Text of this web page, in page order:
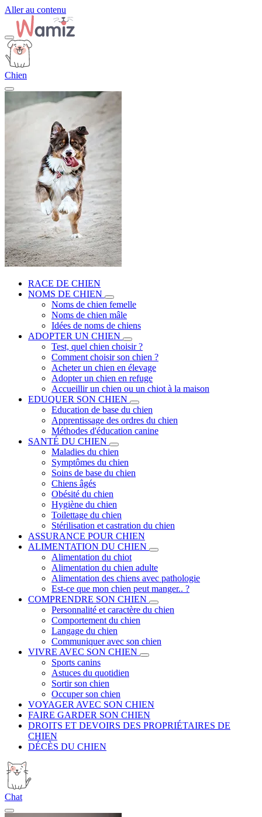
Aller au contenu
Chien
RACE DE CHIEN
NOMS DE CHIEN
Noms de chien femelle
Noms de chien mâle
Idées de noms de chiens
ADOPTER UN CHIEN
Test, quel chien choisir ?
Comment choisir son chien ?
Acheter un chien en élevage
Adopter un chien en refuge
Accueillir un chien ou un chiot à la maison
EDUQUER SON CHIEN
Education de base du chien
Apprentissage des ordres du chien
Méthodes d'éducation canine
SANTÉ DU CHIEN
Maladies du chien
Symptômes du chien
Soins de base du chien
Chiens âgés
Obésité du chien
Hygiène du chien
Toilettage du chien
Stérilisation et castration du chien
ASSURANCE POUR CHIEN
ALIMENTATION DU CHIEN
Alimentation du chiot
Alimentation du chien adulte
Alimentation des chiens avec pathologie
Est-ce que mon chien peut manger.. ?
COMPRENDRE SON CHIEN
Personnalité et caractère du chien
Comportement du chien
Langage du chien
Communiquer avec son chien
VIVRE AVEC SON CHIEN
Sports canins
Astuces du quotidien
Sortir son chien
Occuper son chien
VOYAGER AVEC SON CHIEN
FAIRE GARDER SON CHIEN
DROITS ET DEVOIRS DES PROPRIÉTAIRES DE
CHIEN
DÉCÈS DU CHIEN
Chat